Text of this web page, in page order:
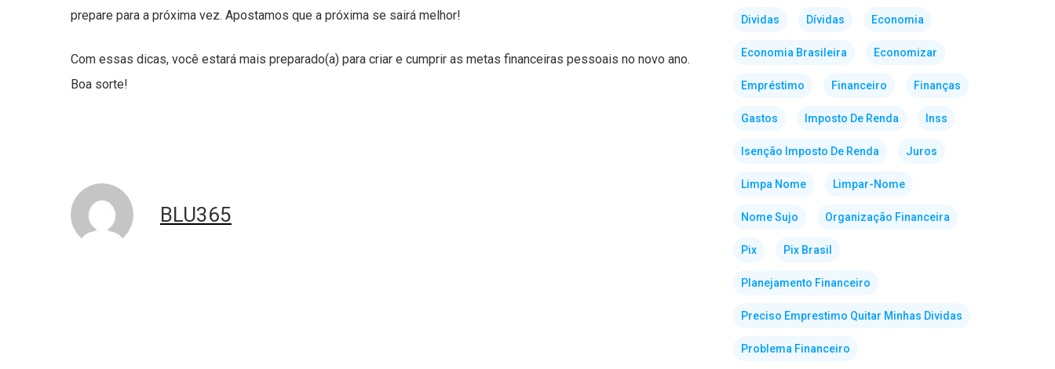
prepare para a próxima vez. Apostamos que a próxima se sairá melhor!
Com essas dicas, você estará mais preparado(a) para criar e cumprir as metas financeiras pessoais no novo ano.
Boa sorte!
BLU365
Dividas Dívidas Economia
Economia Brasileira Economizar
Empréstimo Financeiro Finanças
Gastos Imposto De Renda Inss
Isenção Imposto De Renda Juros
Limpa Nome Limpar-Nome
Nome Sujo Organização Financeira
Pix Pix Brasil
Planejamento Financeiro
Preciso Emprestimo Quitar Minhas Dividas
Problema Financeiro